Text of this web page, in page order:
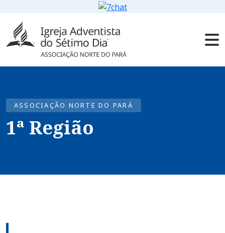
ASSOCIAÇÃO NORTE DO PARÁ
1ª Região